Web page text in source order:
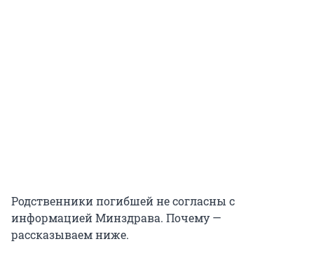
Родственники погибшей не согласны с
информацией Минздрава. Почему —
рассказываем ниже.